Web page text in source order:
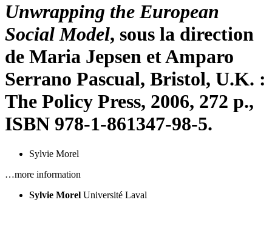
Unwrapping the European
Social Model, sous la direction
de Maria Jepsen et Amparo
Serrano Pascual, Bristol, U.K. :
The Policy Press, 2006, 272 p.,
ISBN 978-1-861347-98-5.
Sylvie Morel
…more information
Sylvie Morel Université Laval